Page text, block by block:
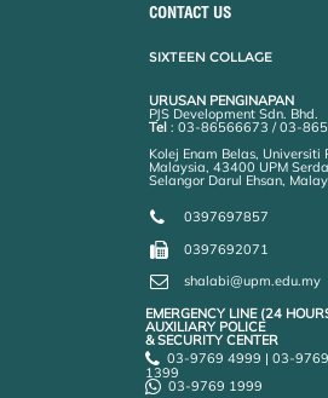
CONTACT US
SIXTEEN COLLAGE
URUSAN PENGINAPAN
PJS Development Sdn. Bhd.
Tel : 03-86566673 / 03-
Kolej Enam Belas, Universiti
Malaysia, 43400 UPM
Selangor Darul Ehsan,
0397697857
0397692071
shalabi@upm.edu.my
EMERGENCY LINE (24
AUXILIARY POLICE
& SECURITY CENTER
03-9769 4999 | 03-9769
1399
03-9769 1999